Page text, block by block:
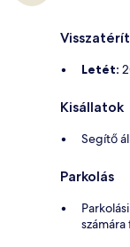
Letét:
Kisállatok
Segítő
Parkolás